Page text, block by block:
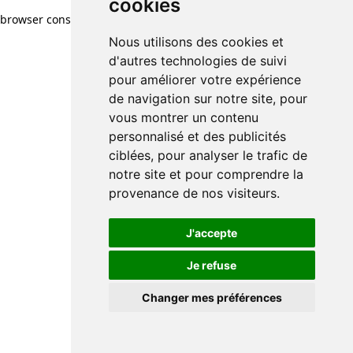
cookies
Nous utilisons des cookies et
d'autres technologies de suivi
pour améliorer votre expérience
de navigation sur notre site, pour
vous montrer un contenu
personnalisé et des publicités
ciblées, pour analyser le trafic de
notre site et pour comprendre la
provenance de nos visiteurs.
J'accepte
Je refuse
Changer mes préférences
browser console for more information)